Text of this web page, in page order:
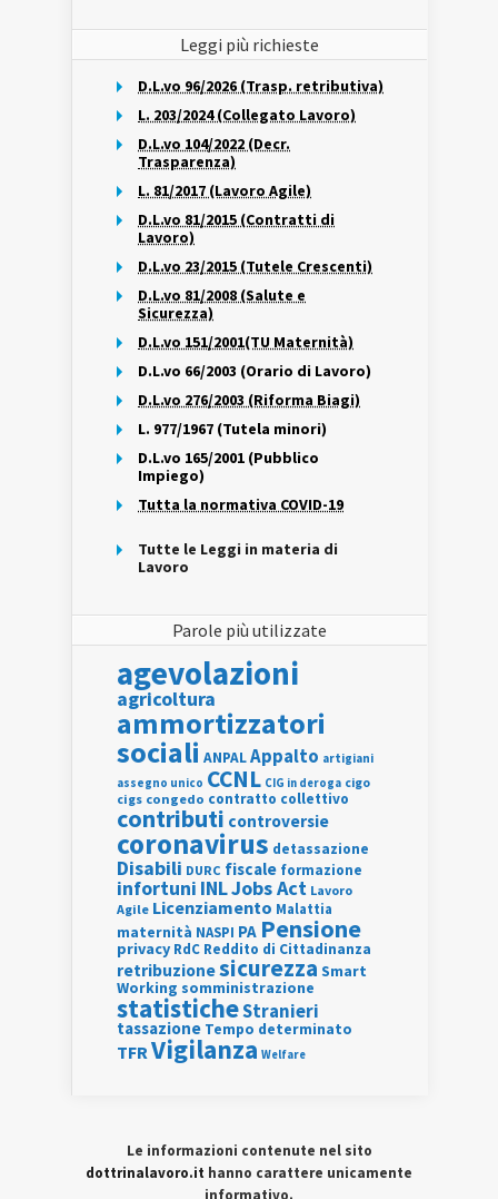
Leggi più richieste
D.L.vo 96/2026 (Trasp. retributiva)
L. 203/2024 (Collegato Lavoro)
D.L.vo 104/2022 (Decr.
Trasparenza)
L. 81/2017 (Lavoro Agile)
D.L.vo 81/2015 (Contratti di
Lavoro)
D.L.vo 23/2015 (Tutele Crescenti)
D.L.vo 81/2008 (Salute e
Sicurezza)
D.L.vo 151/2001(TU Maternità)
D.L.vo 66/2003 (Orario di Lavoro)
D.L.vo 276/2003 (Riforma Biagi)
L. 977/1967 (Tutela minori)
D.L.vo 165/2001 (Pubblico
Impiego)
Tutta la normativa COVID-19
Tutte le Leggi in materia di
Lavoro
Parole più utilizzate
agevolazioni
agricoltura
ammortizzatori
sociali ANPALAppalto artigiani
assegno unico CCNL CIG in deroga cigo
cigs congedo contratto collettivo
contributi controversie
coronavirus detassazione
Disabili DURC fiscale formazione
infortuni INLJobs Act Lavoro
Agile Licenziamento Malattia
maternità NASPI PA Pensione
privacy RdC Reddito di Cittadinanza
retribuzionesicurezza Smart
Working somministrazione
statisticheStranieri
tassazione Tempo determinato
TFRVigilanza Welfare
Le informazioni contenute nel sito
dottrinalavoro.it hanno carattere unicamente
informativo.